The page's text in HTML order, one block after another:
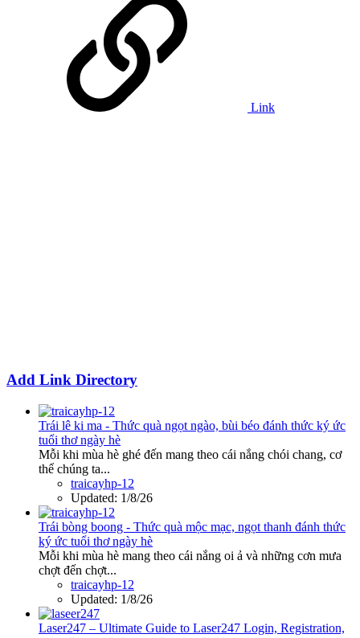
Link
Add Link Directory
Trái lê ki ma - Thức quà ngọt ngào, bùi béo đánh thức ký ức
tuổi thơ ngày hè
Mỗi khi mùa hè ghé đến mang theo cái nắng chói chang, cơ
thể chúng ta...
traicayhp-12
Updated: 1/8/26
Trái bòng boong - Thức quà mộc mạc, ngọt thanh đánh thức
ký ức tuổi thơ ngày hè
Mỗi khi mùa hè mang theo cái nắng oi ả và những cơn mưa
chợt đến chợt...
traicayhp-12
Updated: 1/8/26
Laser247 – Ultimate Guide to Laser247 Login, Registration,